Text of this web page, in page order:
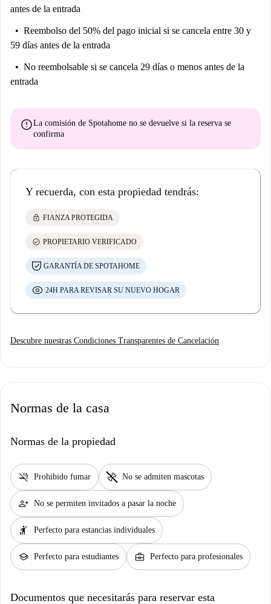
antes de la entrada
Reembolso del 50% del pago inicial si se cancela entre 30 y
59 días antes de la entrada
No reembolsable si se cancela 29 días o menos antes de la
entrada
errorLa comisión de Spotahome no se devuelve si la reserva se
confirma
Y recuerda, con esta propiedad tendrás:
lock FIANZA PROTEGIDA
check_circle PROPIETARIO VERIFICADO
GARANTÍA DE SPOTAHOME
24H PARA REVISAR SU NUEVO HOGAR
Descubre nuestras Condiciones Transparentes de Cancelación
Normas de la casa
Normas de la propiedad
smoke_free Prohibido fumar pet_supplies No se admiten mascotas
person_add No se permiten invitados a pasar la noche
hail Perfecto para estancias individuales
school Perfecto para estudiantes business_center Perfecto para profesionales
Documentos que necesitarás para reservar esta